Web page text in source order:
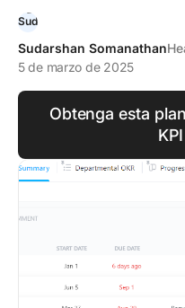
Sudarshan Somanathan
5 de marzo de 2025
Obtenga esta